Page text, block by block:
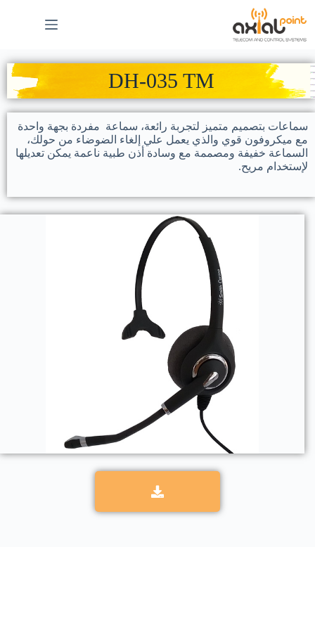
DH-035 TM
سماعات بتصميم متميز لتجربة رائعة، سماعة مفردة بجهة واحدة
مع ميكروفون قوي والذي يعمل علي إلغاء الضوضاء من حولك،
السماعة خفيفة ومصممة مع وسادة أذن طبية ناعمة يمكن تعديلها
لإستخدام مريح.